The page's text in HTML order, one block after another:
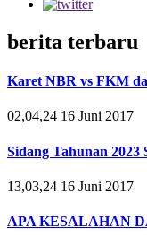
berita terbaru
Karet NBR vs FKM
02,04,24 16 Juni 2017
Sidang Tahunan 2023
13,03,24 16 Juni 2017
APA KESALAHAN